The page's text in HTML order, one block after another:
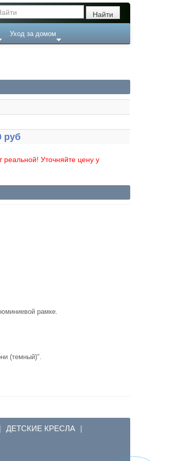
Уход за домом
руб
реальной! Уточняйте цену у
рамке.
(темный)".
| ДЕТСКИЕ КРЕСЛА |